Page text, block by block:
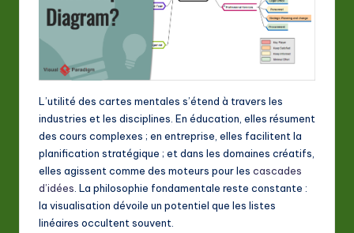
In
o
L’utilité des cartes mentales s’étend à travers les
industries et les disciplines. En éducation, elles résument
des cours complexes ; en entreprise, elles facilitent la
planification stratégique ; et dans les domaines créatifs,
elles agissent comme des moteurs pour les cascades
d’idées. La philosophie fondamentale reste constante :
la visualisation dévoile un potentiel que les listes
linéaires occultent souvent.